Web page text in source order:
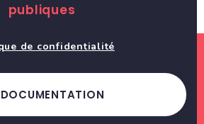
publiques
de confidentialité
DOCUMENTATION